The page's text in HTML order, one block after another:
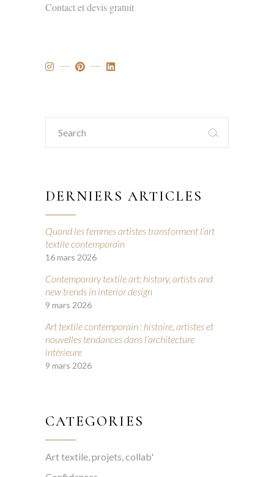
Contact et devis gratuit
Search
for:
DERNIERS ARTICLES
Quand les femmes artistes transforment l’art
textile contemporain
16 mars 2026
Contemporary textile art: history, artists and
new trends in interior design
9 mars 2026
Art textile contemporain : histoire, artistes et
nouvelles tendances dans l’architecture
intérieure
9 mars 2026
CATEGORIES
Art textile, projets, collab'